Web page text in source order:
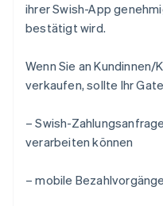
ihrer Swish-App
bestätigt wird.
Wenn Sie an Kundinnen/
verkaufen, sollte Ihr
– Swish-
verarbeiten können
– mobile